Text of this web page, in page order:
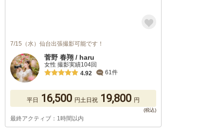
7/15（水）仙台出張撮影可能です！
菅野 春翔 / haru
女性 撮影実績104回
4.92
61件
平日 16,500 円土日祝 19,800 円
最終アクティブ：1時間以内